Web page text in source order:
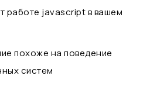
работе javascript в вашем
похоже на поведение
систем